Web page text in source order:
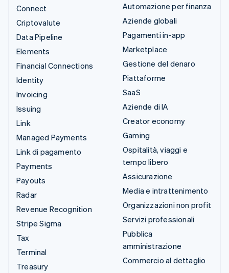
Connect
Criptovalute
Data Pipeline
Elements
Financial Connections
Identity
Invoicing
Issuing
Link
Managed Payments
Link di pagamento
Payments
Payouts
Radar
Revenue Recognition
Stripe Sigma
Tax
Terminal
Treasury
Automazione per finanza
Aziende globali
Pagamenti in-app
Marketplace
Gestione del denaro
Piattaforme
SaaS
Aziende di IA
Creator economy
Gaming
Ospitalità, viaggi e
tempo libero
Assicurazione
Media e intrattenimento
Organizzazioni non profit
Servizi professionali
Pubblica
amministrazione
Commercio al dettaglio